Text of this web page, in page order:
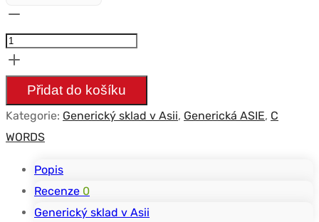
MOTS-
10
Přidat do košíku
Kategorie: Generický sklad v Asii, Generická ASIE, C
WORDS
Popis
Recenze 0
Generický sklad v Asii